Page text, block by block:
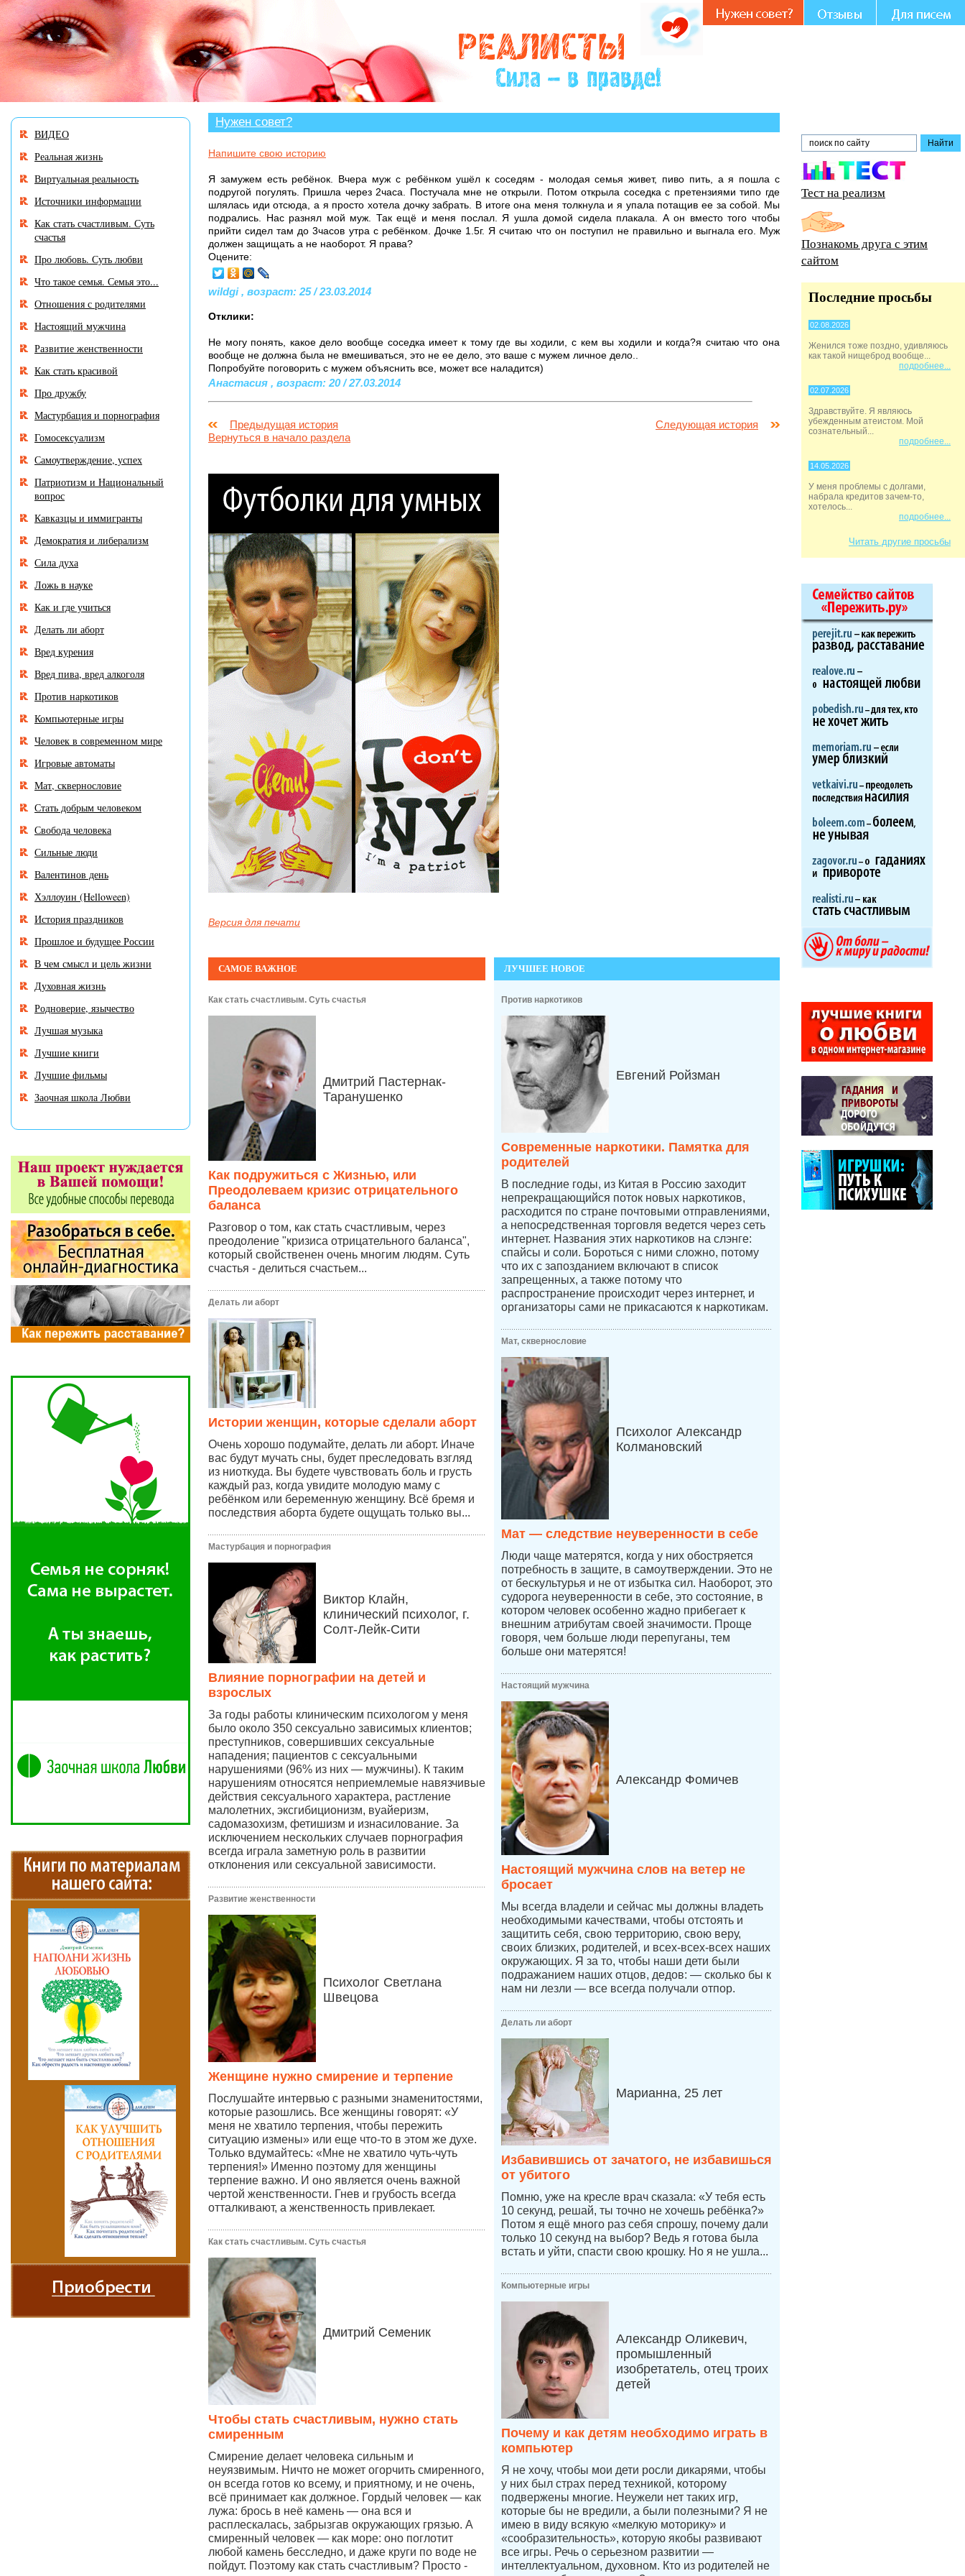
В разделе «Нужен совет?» много историй, авторы которых остро нуждаются в Вашем участии и совете.
Нужен совет?
Напишите свою историю
Я замужем есть ребёнок. Вчера муж с ребёнком ушёл к соседям - молодая семья живет, пиво пить, а я пошла с
подругой погулять. Пришла через 2часа. Постучала мне не открыли. Потом открыла соседка с претензиями типо где
шлялась иди отсюда, а я просто хотела дочку забрать. В итоге она меня толкнула и я упала потащив ее за собой. Мы
подрались. Нас разнял мой муж. Так ещё и меня послал. Я ушла домой сидела плакала. А он вместо того чтобы
прийти сидел там до 3часов утра с ребёнком. Дочке 1.5г. Я считаю что он поступил не правильно и выгнала его. Муж
должен защищать а не наоборот. Я права?
Оцените:
wildgi , возраст: 25 / 23.03.2014
Отклики:
Не могу понять, какое дело вообще соседка имеет к тому где вы ходили, с кем вы ходили и когда?я считаю что она
вообще не должна была не вмешиваться, это не ее дело, это ваше с мужем личное дело..
Попробуйте поговорить с мужем объяснить все, может все наладится)
Анастасия , возраст: 20 / 27.03.2014
Предыдущая история
Следующая история
Вернуться в начало раздела
Версия для печати
САМОЕ ВАЖНОЕ
Как стать счастливым. Суть счастья
Дмитрий Пастернак-
Таранушенко
Как подружиться с Жизнью, или
Преодолеваем кризис отрицательного
баланса
Разговор о том, как стать счастливым, через
преодоление "кризиса отрицательного баланса",
который свойственен очень многим людям. Суть
счастья - делиться счастьем...
Делать ли аборт
Истории женщин, которые сделали аборт
Очень хорошо подумайте, делать ли аборт. Иначе
вас будут мучать сны, будет преследовать взгляд
из ниоткуда. Вы будете чувствовать боль и грусть
каждый раз, когда увидите молодую маму с
ребёнком или беременную женщину. Всё бремя и
последствия аборта будете ощущать только вы...
Мастурбация и порнография
Виктор Клайн,
клинический психолог, г.
Солт-Лейк-Сити
Влияние порнографии на детей и
взрослых
За годы работы клиническим психологом у меня
было около 350 сексуально зависимых клиентов;
преступников, совершивших сексуальные
нападения; пациентов с сексуальными
нарушениями (96% из них — мужчины). К таким
нарушениям относятся неприемлемые навязчивые
действия сексуального характера, растление
малолетних, эксгибиционизм, вуайеризм,
садомазохизм, фетишизм и изнасилование. За
исключением нескольких случаев порнография
всегда играла заметную роль в развитии
отклонения или сексуальной зависимости.
Развитие женственности
Психолог Светлана
Швецова
Женщине нужно смирение и терпение
Послушайте интервью с разными знаменитостями,
которые разошлись. Все женщины говорят: «У
меня не хватило терпения, чтобы пережить
ситуацию измены» или еще что-то в этом же духе.
Только вдумайтесь: «Мне не хватило чуть-чуть
терпения!» Именно поэтому для женщины
терпение важно. И оно является очень важной
чертой женственности. Гнев и грубость всегда
отталкивают, а женственность привлекает.
Как стать счастливым. Суть счастья
Дмитрий Семеник
Чтобы стать счастливым, нужно стать
смиренным
Смирение делает человека сильным и
неуязвимым. Ничто не может огорчить смиренного,
он всегда готов ко всему, и приятному, и не очень,
всё принимает как должное. Гордый человек — как
лужа: брось в неё камень — она вся и
расплескалась, забрызгав окружающих грязью. А
смиренный человек — как море: оно поглотит
любой камень бесследно, и даже круги по воде не
пойдут. Поэтому как стать счастливым? Просто -
ЛУЧШЕЕ НОВОЕ
Против наркотиков
Евгений Ройзман
Современные наркотики. Памятка для
родителей
В последние годы, из Китая в Россию заходит
непрекращающийся поток новых наркотиков,
расходится по стране почтовыми отправлениями,
а непосредственная торговля ведется через сеть
интернет. Названия этих наркотиков на слэнге:
спайсы и соли. Бороться с ними сложно, потому
что их с запозданием включают в список
запрещенных, а также потому что
распространение происходит через интернет, и
организаторы сами не прикасаются к наркотикам.
Мат, сквернословие
Психолог Александр
Колмановский
Мат — следствие неуверенности в себе
Люди чаще матерятся, когда у них обостряется
потребность в защите, в самоутверждении. Это не
от бескультурья и не от избытка сил. Наоборот, это
судорога неуверенности в себе, это состояние, в
котором человек особенно жадно прибегает к
внешним атрибутам своей значимости. Проще
говоря, чем больше люди перепуганы, тем
больше они матерятся!
Настоящий мужчина
Александр Фомичев
Настоящий мужчина слов на ветер не
бросает
Мы всегда владели и сейчас мы должны владеть
необходимыми качествами, чтобы отстоять и
защитить себя, свою территорию, свою веру,
своих близких, родителей, и всех-всех-всех наших
окружающих. Я за то, чтобы наши дети были
подражанием наших отцов, дедов: — сколько бы к
нам ни лезли — все всегда получали отпор.
Делать ли аборт
Марианна, 25 лет
Избавившись от зачатого, не избавишься
от убитого
Помню, уже на кресле врач сказала: «У тебя есть
10 секунд, решай, ты точно не хочешь ребёнка?»
Потом я ещё много раз себя спрошу, почему дали
только 10 секунд на выбор? Ведь я готова была
встать и уйти, спасти свою крошку. Но я не ушла...
Компьютерные игры
Александр Оликевич,
промышленный
изобретатель, отец троих
детей
Почему и как детям необходимо играть в
компьютер
Я не хочу, чтобы мои дети росли дикарями, чтобы
у них был страх перед техникой, которому
подвержены многие. Неужели нет таких игр,
которые бы не вредили, а были полезными? Я не
имею в виду всякую «мелкую моторику» и
«сообразительность», которую якобы развивают
все игры. Речь о серьезном развитии —
интеллектуальном, духовном. Кто из родителей не
ВИДЕО
Реальная жизнь
Виртуальная реальность
Источники информации
Как стать счастливым. Суть
счастья
Про любовь. Суть любви
Что такое семья. Семья это...
Отношения с родителями
Настоящий мужчина
Развитие женственности
Как стать красивой
Про дружбу
Мастурбация и порнография
Гомосексуализм
Самоутверждение, успех
Патриотизм и Национальный
вопрос
Кавказцы и иммигранты
Демократия и либерализм
Сила духа
Ложь в науке
Как и где учиться
Делать ли аборт
Вред курения
Вред пива, вред алкоголя
Против наркотиков
Компьютерные игры
Человек в современном мире
Игровые автоматы
Мат, сквернословие
Стать добрым человеком
Свобода человека
Сильные люди
Валентинов день
Хэллоуин (Helloween)
История праздников
Прошлое и будущее России
В чем смысл и цель жизни
Духовная жизнь
Родноверие, язычество
Лучшая музыка
Лучшие книги
Лучшие фильмы
Заочная школа Любви
Тест на реализм
Познакомь друга с этим
сайтом
Последние просьбы
02.08.2026
Женился тоже поздно, удивляюсь
как такой нищеброд вообще...
подробнее...
02.07.2026
Здравствуйте. Я являюсь
убежденным атеистом. Мой
сознательный...
подробнее...
14.05.2026
У меня проблемы с долгами,
набрала кредитов зачем-то,
хотелось...
подробнее...
Читать другие просьбы